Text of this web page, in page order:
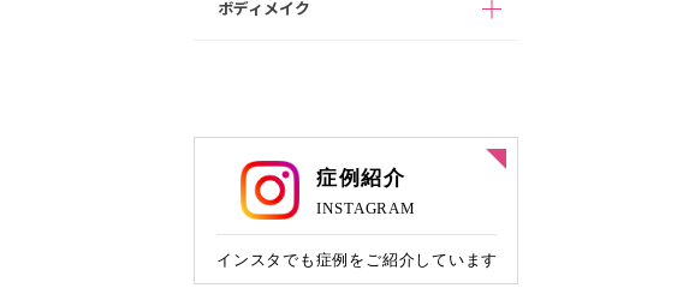
小鼻縮小
顔の脂肪吸引
ニキビ治療
HIFU/脂肪燃焼HIFU
二日酔いスッキリ点滴
査代込み）
女性器形成
ボディメイク